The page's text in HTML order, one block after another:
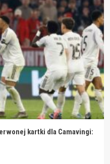
kartki dla Camavingi: